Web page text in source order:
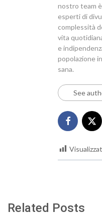
nostro team
esperti di
complessità
vita
e
popolazione
sana.
See
Related Posts